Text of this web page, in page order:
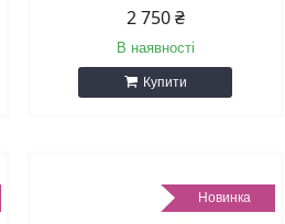
2 750 ₴
В наявності
Купити
Новинка